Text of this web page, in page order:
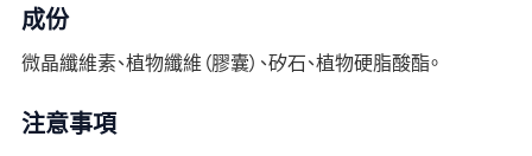
成份
微晶纖維素、植物纖維（膠囊）、矽石、植物硬脂酸酯。
注意事項